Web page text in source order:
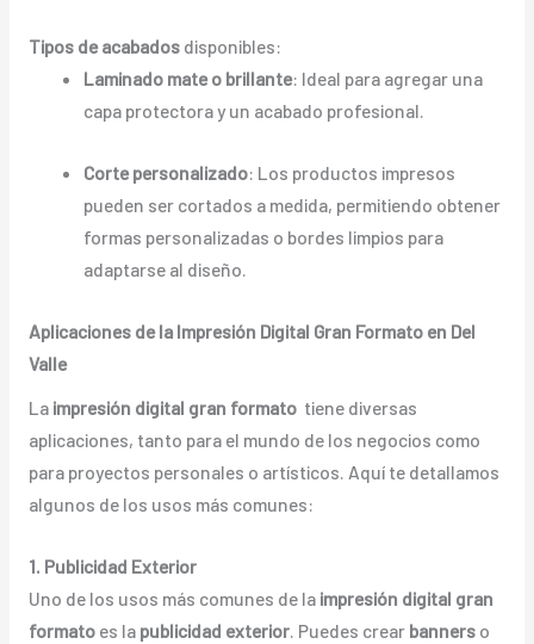
Tipos de acabadosdisponibles:
Laminado mate o brillante: Ideal para agregar una
capa protectora y un acabado profesional.
Corte personalizado: Los productos impresos
pueden ser cortados a medida, permitiendo obtener
formas personalizadas o bordes limpios para
adaptarse al diseño.
Aplicaciones de la Impresión Digital Gran Formato en Del
Valle
La impresión digital gran formatotiene diversas
aplicaciones, tanto para el mundo de los negocios como
para proyectos personales o artísticos. Aquí te detallamos
algunos de los usos más comunes:
1. Publicidad Exterior
Uno de los usos más comunes de la impresión digital gran
formatoes la publicidad exterior. Puedes crear bannerso